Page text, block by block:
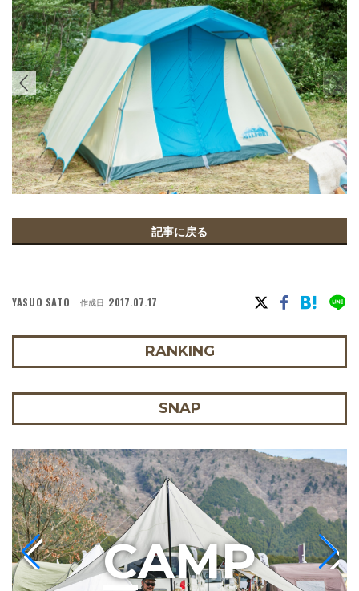
記事に戻る
YASUO SATO 作成日 2017.07.17
RANKING
SNAP
CAMP